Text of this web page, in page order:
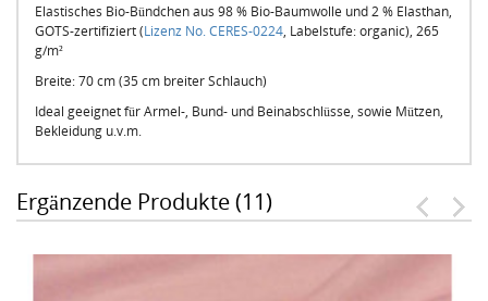
Elastisches Bio-Bündchen aus 98 % Bio-Baumwolle und 2 % Elasthan,
GOTS-zertifiziert (Lizenz No. CERES-0224, Labelstufe: organic), 265
g/m²
Breite: 70 cm (35 cm breiter Schlauch)
Ideal geeignet für Armel-, Bund- und Beinabschlüsse, sowie Mützen,
Bekleidung u.v.m.
Ergänzende Produkte (11)